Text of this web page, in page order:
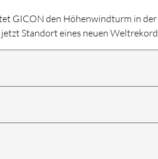
GICON den Höhenwindturm in
Standort eines neuen